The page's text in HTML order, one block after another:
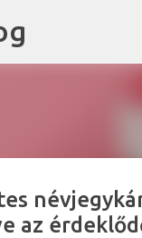
az